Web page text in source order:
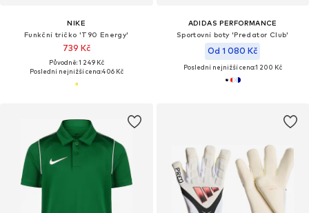
NIKE
Funkční tričko 'T90 Energy'
739 Kč
Původně: 1 249 Kč
Poslední nejnižší cena:406 Kč
ADIDAS PERFORMANCE
Sportovní boty 'Predator Club'
Od 1 080 Kč
Poslední nejnižší cena:1 200 Kč